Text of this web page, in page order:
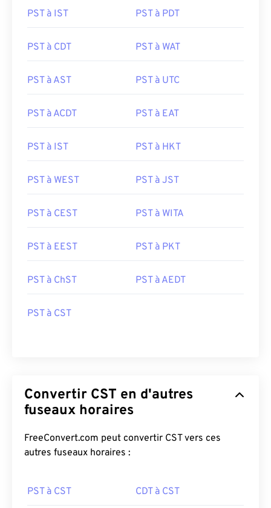
PST à IST PST à PDT
PST à CDT PST à WAT
PST à AST PST à UTC
PST à ACDT PST à EAT
PST à IST PST à HKT
PST à WEST PST à JST
PST à CEST PST à WITA
PST à EEST PST à PKT
PST à ChST PST à AEDT
PST à CST
Convertir CST en d'autres
fuseaux horaires
FreeConvert.com peut convertir CST vers ces
autres fuseaux horaires :
PST à CST CDT à CST